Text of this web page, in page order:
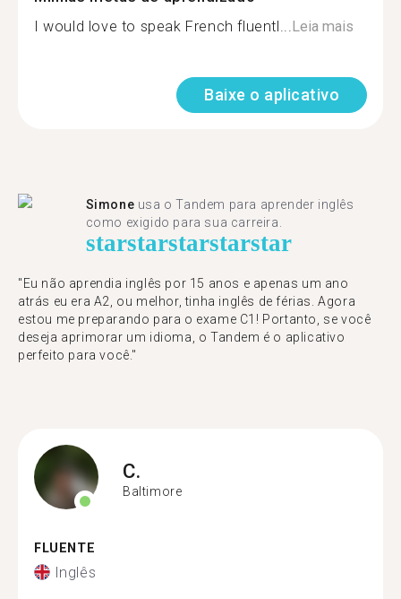
I would love to speak French fluentl...Leia mais
Baixe o aplicativo
Simone usa o Tandem para aprender inglês
como exigido para sua carreira.
starstarstarstarstar
"Eu não aprendia inglês por 15 anos e apenas um ano
atrás eu era A2, ou melhor, tinha inglês de férias. Agora
estou me preparando para o exame C1! Portanto, se você
deseja aprimorar um idioma, o Tandem é o aplicativo
perfeito para você."
C.
Baltimore
FLUENTE
Inglês